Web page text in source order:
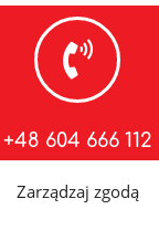
Zarządzaj zgodą
+48 604 666 112